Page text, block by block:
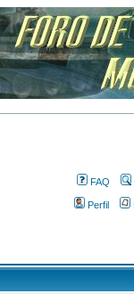
FAQ
Perfil